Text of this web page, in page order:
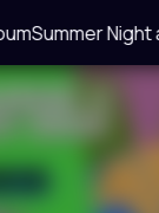
Summer Night